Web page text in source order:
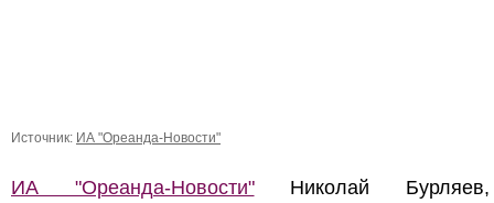
Источник: ИА "Ореанда-Новости"
ИА "Ореанда-Новости"Николай